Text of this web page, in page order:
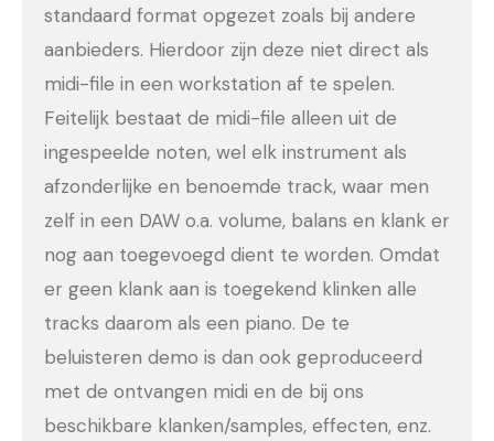
standaard format opgezet zoals bij andere
aanbieders. Hierdoor zijn deze niet direct als
midi-file in een workstation af te spelen.
Feitelijk bestaat de midi-file alleen uit de
ingespeelde noten, wel elk instrument als
afzonderlijke en benoemde track, waar men
zelf in een DAW o.a. volume, balans en klank er
nog aan toegevoegd dient te worden. Omdat
er geen klank aan is toegekend klinken alle
tracks daarom als een piano. De te
beluisteren demo is dan ook geproduceerd
met de ontvangen midi en de bij ons
beschikbare klanken/samples, effecten, enz.